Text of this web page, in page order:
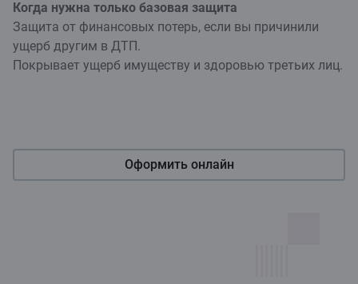
Когда нужна только базовая защита
Защита от финансовых потерь, если вы причинили
ущерб другим в ДТП.
Покрывает ущерб имуществу и здоровью третьих лиц.
Оформить онлайн